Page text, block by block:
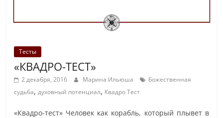
Тесты
«КВАДРО-ТЕСТ»
2 декабря, 2016 Марина Ильюша
Божественная
судьба,духовный потенциал, Квадро Тест
«Квадро-тест» Человек как корабль, который плывет в